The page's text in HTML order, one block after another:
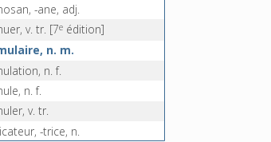
-ane, adj.
v. tr. [7e édition]
n. m.
n. f.
n. f.
v. tr.
-trice, n.